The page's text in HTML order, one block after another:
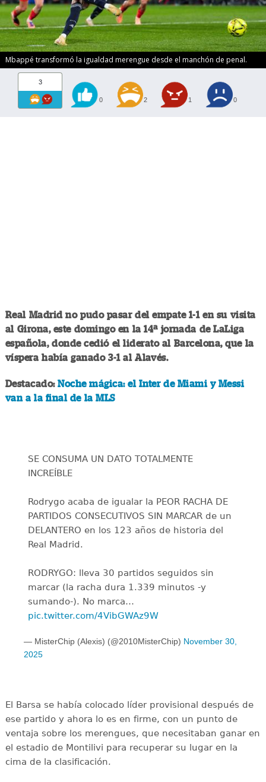
Mbappé transformó la igualdad merengue desde el manchón de penal.
3
0 2 1 0
Real Madrid no pudo pasar del empate 1-1 en su visita
al Girona, este domingo en la 14ª jornada de LaLiga
española, donde cedió el liderato al Barcelona, que la
víspera había ganado 3-1 al Alavés.
Destacado:Noche mágica: el Inter de Miami y Messi
van a la final de la MLS
SE CONSUMA UN DATO TOTALMENTE
INCREÍBLE
Rodrygo acaba de igualar la PEOR RACHA DE
PARTIDOS CONSECUTIVOS SIN MARCAR de un
DELANTERO en los 123 años de historia del
Real Madrid.
RODRYGO: lleva 30 partidos seguidos sin
marcar (la racha dura 1.339 minutos -y
sumando-). No marca…
pic.twitter.com/4VibGWAz9W
— MisterChip (Alexis) (@2010MisterChip) November 30,
2025
El Barsa se había colocado líder provisional después de
ese partido y ahora lo es en firme, con un punto de
ventaja sobre los merengues, que necesitaban ganar en
el estadio de Montilivi para recuperar su lugar en la
cima de la clasificación.